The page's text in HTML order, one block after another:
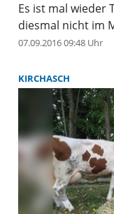
Es ist mal wieder
diesmal nicht im
dem Gnadenhof
07.09.2016 09:48 Uhr
KIRCHASCH